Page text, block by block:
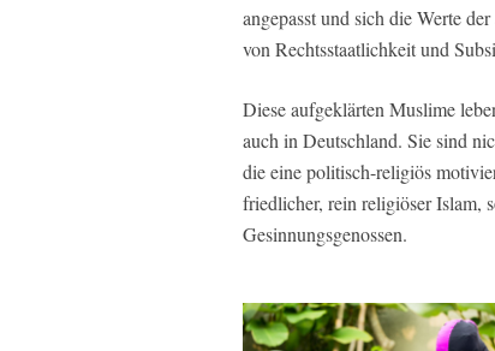
angepasst und sich die Werte
von Rechtsstaatlichkeit und
Diese aufgeklärten Muslime
auch in Deutschland. Sie sind
die eine politisch-religiös
friedlicher, rein religiöser Islam,
Gesinnungsgenossen.